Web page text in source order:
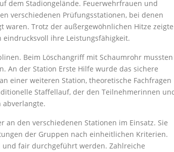
dem Stadiongelände. Feuerwehrfrauen und
verschiedenen Prüfungsstationen, bei denen
waren. Trotz der außergewöhnlichen Hitze
ihre Leistungsfähigkeit.
Beim Löschangriff mit Schaumrohr mussten
An der Station Erste Hilfe wurde das sichere
einer weiteren Station, theoretische Fachfragen
Staffellauf, der den Teilnehmerinnen
den verschiedenen Stationen im Einsatz. Sie
der Gruppen nach einheitlichen Kriterien.
fair durchgeführt werden. Zahlreiche